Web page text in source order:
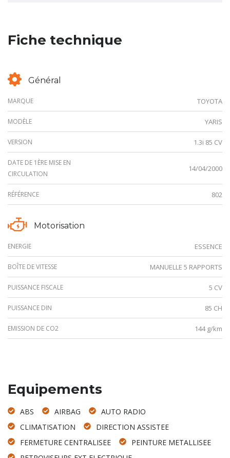
Fiche technique
Général
MARQUE TOYOTA
MODÈLE YARIS
VERSION 1.3i 85 CV
DATE DE 1ÈRE MISE EN
CIRCULATION
14/04/2000
RÉFÉRENCE 802
Motorisation
ENERGIE ESSENCE
BOÎTE DE VITESSE MANUELLE 5 RAPPORTS
PUISSANCE FISCALE 5 CV
PUISSANCE DIN 85 CH
EMISSION DE CO2 144 g/km
Equipements
ABS AIRBAG
AUTO RADIO
CLIMATISATION
DIRECTION ASSISTEE
FERMETURE CENTRALISEE
PEINTURE METALLISEE